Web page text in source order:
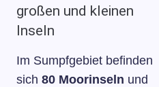
großen und kleinen
Inseln
Im Sumpfgebiet befinden
sich 80 Moorinseln und